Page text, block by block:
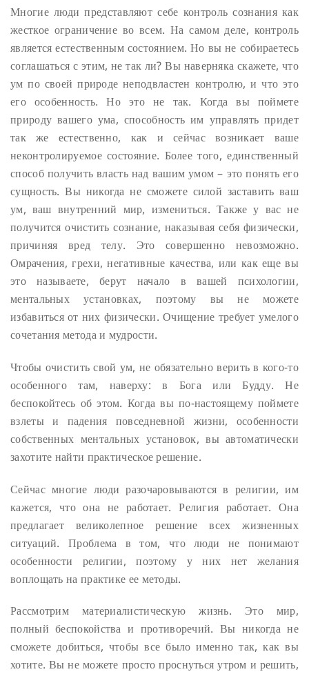
Многие люди представляют себе контроль сознания как
жесткое ограничение во всем. На самом деле, контроль
является естественным состоянием. Но вы не собираетесь
соглашаться с этим, не так ли? Вы наверняка скажете, что
ум по своей природе неподвластен контролю, и что это
его особенность. Но это не так. Когда вы поймете
природу вашего ума, способность им управлять придет
так же естественно, как и сейчас возникает ваше
неконтролируемое состояние. Более того, единственный
способ получить власть над вашим умом – это понять его
сущность. Вы никогда не сможете силой заставить ваш
ум, ваш внутренний мир, измениться. Также у вас не
получится очистить сознание, наказывая себя физически,
причиняя вред телу. Это совершенно невозможно.
Омрачения, грехи, негативные качества, или как еще вы
это называете, берут начало в вашей психологии,
ментальных установках, поэтому вы не можете
избавиться от них физически. Очищение требует умелого
сочетания метода и мудрости.
Чтобы очистить свой ум, не обязательно верить в кого-то
особенного там, наверху: в Бога или Будду. Не
беспокойтесь об этом. Когда вы по-настоящему поймете
взлеты и падения повседневной жизни, особенности
собственных ментальных установок, вы автоматически
захотите найти практическое решение.
Сейчас многие люди разочаровываются в религии, им
кажется, что она не работает. Религия работает. Она
предлагает великолепное решение всех жизненных
ситуаций. Проблема в том, что люди не понимают
особенности религии, поэтому у них нет желания
воплощать на практике ее методы.
Рассмотрим материалистическую жизнь. Это мир,
полный беспокойства и противоречий. Вы никогда не
сможете добиться, чтобы все было именно так, как вы
хотите. Вы не можете просто проснуться утром и решить,